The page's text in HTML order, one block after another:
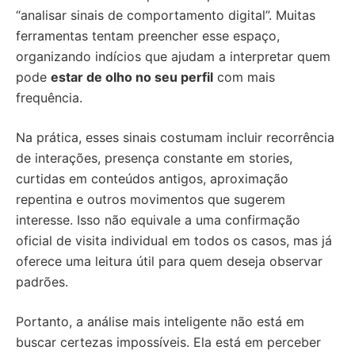
“analisar sinais de comportamento digital”. Muitas
ferramentas tentam preencher esse espaço,
organizando indícios que ajudam a interpretar quem
pode estar de olho no seu perfil com mais
frequência.
Na prática, esses sinais costumam incluir recorrência
de interações, presença constante em stories,
curtidas em conteúdos antigos, aproximação
repentina e outros movimentos que sugerem
interesse. Isso não equivale a uma confirmação
oficial de visita individual em todos os casos, mas já
oferece uma leitura útil para quem deseja observar
padrões.
Portanto, a análise mais inteligente não está em
buscar certezas impossíveis. Ela está em perceber